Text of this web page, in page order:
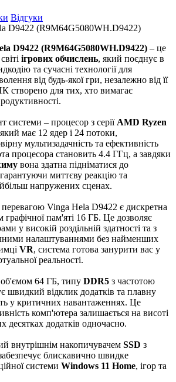
Відгуки
D9422 (R9M64G5080WH.D9422)
D9422 (R9M64G5080WH.D9422) – це
ігрових обчислень, який поєднує в
та сучасні технології для
від будь-якої гри, незалежно від її
створено для тих, хто вимагає
системи – процесор з серії AMD Ryzen
має 12 ядер і 24 потоки,
мультизадачність та ефективність
процесора становить 4.4 ГГц, а завдяки
вона здатна підніматися до
миттєву реакцію та
напружених сценах.
Vinga Hela D9422 є дискретна
графічної пам'яті 16 ГБ. Це дозволяє
у високій роздільній здатності та з
налаштуваннями без найменших
VR, система готова занурити вас у
реальності.
64 ГБ, типу DDR5 з частотою
швидкий відклик додатків та плавну
у критичних навантаженнях. Це
комп'ютера залишається на висоті
десятках додатків одночасно.
внутрішнім накопичувачем SSD з
блискавично швидке
системи Windows 11 Home, ігор та